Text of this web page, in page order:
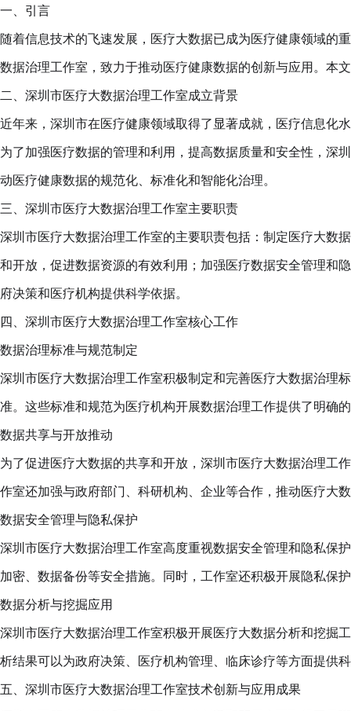
一、引言
随着信息技术的飞速发展，医疗大数据已成为医疗健康领域的
数据治理工作室，致力于推动医疗健康数据的创新与应用。本
二、深圳市医疗大数据治理工作室成立背景
近年来，深圳市在医疗健康领域取得了显著成就，医疗信息化
为了加强医疗数据的管理和利用，提高数据质量和安全性，深
动医疗健康数据的规范化、标准化和智能化治理。
三、深圳市医疗大数据治理工作室主要职责
深圳市医疗大数据治理工作室的主要职责包括：制定医疗大数
和开放，促进数据资源的有效利用；加强医疗数据安全管理和
府决策和医疗机构提供科学依据。
四、深圳市医疗大数据治理工作室核心工作
数据治理标准与规范制定
深圳市医疗大数据治理工作室积极制定和完善医疗大数据治理
准。这些标准和规范为医疗机构开展数据治理工作提供了明确
数据共享与开放推动
为了促进医疗大数据的共享和开放，深圳市医疗大数据治理工
作室还加强与政府部门、科研机构、企业等合作，推动医疗大
数据安全管理与隐私保护
深圳市医疗大数据治理工作室高度重视数据安全管理和隐私保
加密、数据备份等安全措施。同时，工作室还积极开展隐私保
数据分析与挖掘应用
深圳市医疗大数据治理工作室积极开展医疗大数据分析和挖掘
析结果可以为政府决策、医疗机构管理、临床诊疗等方面提供
五、深圳市医疗大数据治理工作室技术创新与应用成果